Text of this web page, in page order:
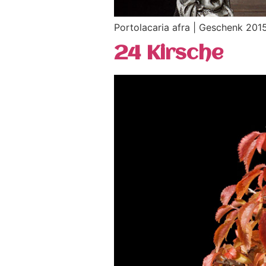
Portolacaria afra | Geschenk
24 Kirsche